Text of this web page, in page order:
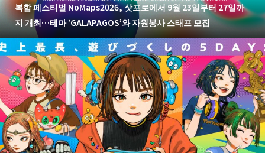
복합 페스티벌 NoMaps2026, 삿포로에서 9월 23일부터 27일까
지 개최…테마 ‘GALAPAGOS’와 자원봉사 스태프 모집